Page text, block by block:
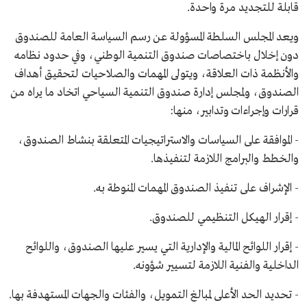
قابلة للتجديد مرة واحدة.
ويعد المجلس السلطة المسؤولة عن رسم السياسة العامة للصندوق
دون إخلال باختصاصات صندوق التنمية الوطني، وفي حدود نظامه
والأنظمة ذات العلاقة، ويتولى المهمات والصلاحيات لتحقيق أهداف
الصندوق، ولمجلس إدارة صندوق التنمية السياحي اتخاد ما يراه من
قرارات وإجراءات وتدابير، منها:
- الموافقة على السياسات والاستراتيجيات المتعلقة بنشاط الصندوق،
والخطط والبرامج اللازمة لتنفيذها.
- الإشراف على تنفيذ الصندوق المهمات المنوطة به.
- إقرار الهيكل التنظيمي للصندوق.
- إقرار اللوائح المالية والإدارية التي يسير عليها الصندوق، واللوائح
الداخلية والفنية اللازمة لتسيير شؤونه.
- تحديد الحد الأعلى لمبالغ التمويل، والفئات والجهات المستهدفة بها.